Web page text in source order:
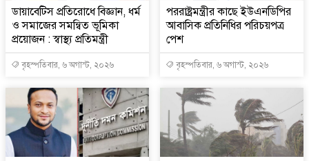
ডায়াবেটিস প্রতিরোধে বিজ্ঞান, ধর্ম
ও সমাজের সমন্বিত ভূমিকা
প্রয়োজন : স্বাস্থ্য প্রতিমন্ত্রী
বৃহস্পতিবার, ৬ অগাস্ট, ২০২৬
পররাষ্ট্রমন্ত্রীর কা‌ছে ইউএনডিপির
আবাসিক প্রতিনিধির পরিচয়পত্র
পেশ
বৃহস্পতিবার, ৬ অগাস্ট, ২০২৬